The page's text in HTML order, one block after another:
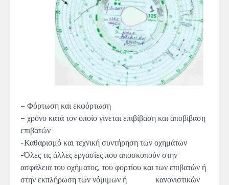
– Φόρτωση και εκφόρτωση
– χρόνο κατά τον οποίο γίνεται επιβίβαση και αποβίβαση
επιβατών
-Καθαρισμό και τεχνική συντήρηση των οχημάτων
-Όλες τις άλλες εργασίες που αποσκοπούν στην
ασφάλεια του οχήματος, του φορτίου και των επιβατών ή
στην εκπλήρωση των νόμιμων ή κανονιστικών